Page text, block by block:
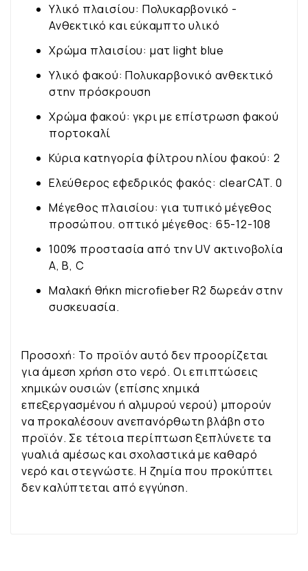
Υλικό πλαισίου: Πολυκαρβονικό -
Ανθεκτικό και εύκαμπτο υλικό
Χρώμα πλαισίου: ματ light blue
Υλικό φακού: Πολυκαρβονικό ανθεκτικό
στην πρόσκρουση
Χρώμα φακού: γκρι με επίστρωση φακού
πορτοκαλί
Κύρια κατηγορία φίλτρου ηλίου φακού: 2
Ελεύθερος εφεδρικός φακός: clearCAT. 0
Μέγεθος πλαισίου: για τυπικό μέγεθος
προσώπου. οπτικό μέγεθος: 65-12-108
100% προστασία από την UV ακτινοβολία
A, B, C
Μαλακή θήκη microfieber R2 δωρεάν στην
συσκευασία.
Προσοχή: Το προϊόν αυτό δεν προορίζεται
για άμεση χρήση στο νερό. Οι επιπτώσεις
χημικών ουσιών (επίσης χημικά
επεξεργασμένου ή αλμυρού νερού) μπορούν
να προκαλέσουν ανεπανόρθωτη βλάβη στο
προϊόν. Σε τέτοια περίπτωση ξεπλύνετε τα
γυαλιά αμέσως και σχολαστικά με καθαρό
νερό και στεγνώστε. Η ζημία που προκύπτει
δεν καλύπτεται από εγγύηση.